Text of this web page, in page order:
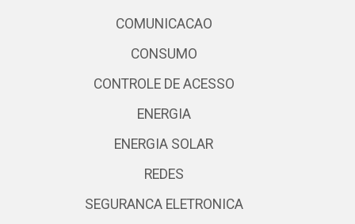
COMUNICACAO
CONSUMO
CONTROLE DE ACESSO
ENERGIA
ENERGIA SOLAR
REDES
SEGURANCA ELETRONICA